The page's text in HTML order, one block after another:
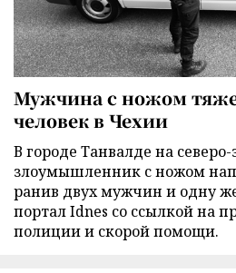
Мужчина с ножом
человек в Чехии
В городе Танвалде на
злоумышленник с ножом
ранив двух мужчин и одну
портал Idnes со ссылкой на
полиции и скорой помощи.